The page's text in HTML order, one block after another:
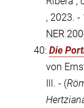
, 2023. -
NER
40: Die
von
Ill. - (